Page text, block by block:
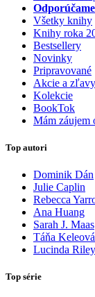
Všetky knihy
Knihy roka
Bestsellery
Novinky
Pripravované
Akcie a zľavy
Kolekcie
BookTok
Mám záujem
Top autori
Dominik Dán
Julie Caplin
Rebecca
Ana Huang
Sarah J. Maas
Táňa
Lucinda Riley
Top série